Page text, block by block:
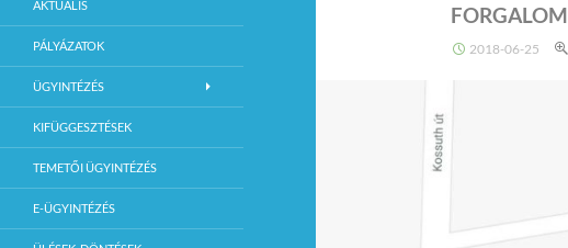
FORGALOM
2018-06-25
AKTUÁLIS
PÁLYÁZATOK
ÜGYINTÉZÉS
KIFÜGGESZTÉSEK
TEMETŐI ÜGYINTÉZÉS
E-ÜGYINTÉZÉS